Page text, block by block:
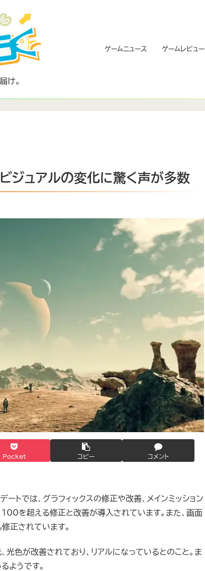
ゲームニュース ゲームレビュー
ジュアルの変化に驚く声が多数
Pocket コピー コメント
では、グラフィックスの修正や改善、メインミッション
を超える修正と改善が導入されています。また、画面
正されています。
光色が改善されており、リアルになっているとのこと。ま
ようです。